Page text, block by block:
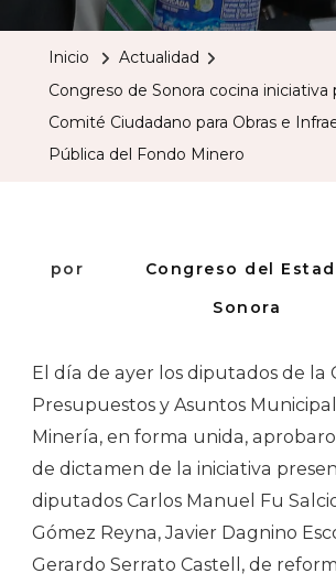
Inicio
Actualidad
Congreso de Sonora cocina iniciativa
Comité Ciudadano para Obras e
Pública del Fondo Minero
por
Congreso del
Sonora
El día de ayer los diputados de la
Presupuestos y Asuntos
Minería, en forma unida,
de dictamen de la iniciativa
diputados Carlos Manuel Fu
Gómez Reyna, Javier Dagnino
Gerardo Serrato Castell, de